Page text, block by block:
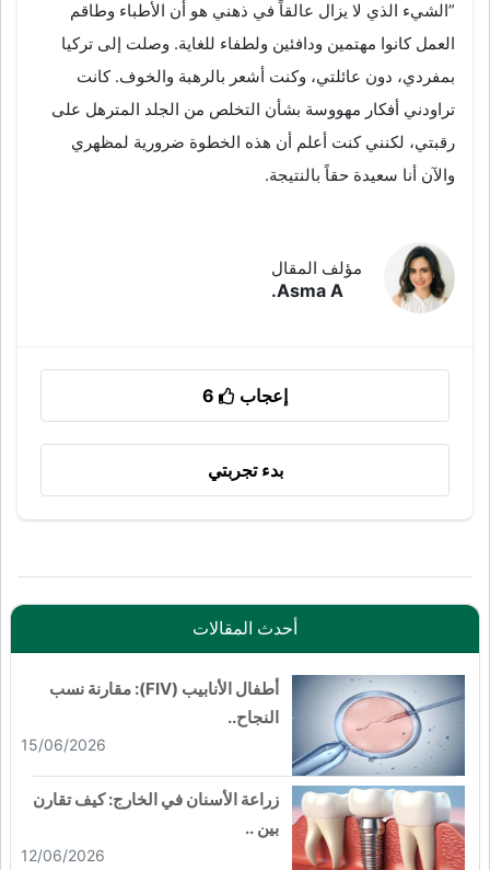
”الشيء الذي لا يزال عالقاً في ذهني هو أن الأطباء وطاقم
العمل كانوا مهتمين ودافئين ولطفاء للغاية. وصلت إلى تركيا
بمفردي، دون عائلتي، وكنت أشعر بالرهبة والخوف. كانت
تراودني أفكار مهووسة بشأن التخلص من الجلد المترهل على
رقبتي، لكنني كنت أعلم أن هذه الخطوة ضرورية لمظهري
والآن أنا سعيدة حقاً بالنتيجة.
مؤلف المقال
Asma A.
إعجاب 6
بدء تجربتي
أحدث المقالات
أطفال الأنابيب (FIV): مقارنة نسب
النجاح..
15/06/2026
زراعة الأسنان في الخارج: كيف تقارن
بين ..
12/06/2026